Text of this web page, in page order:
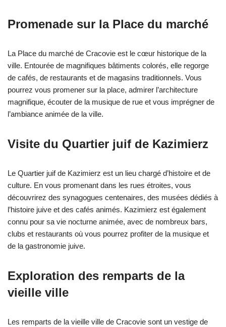
Promenade sur la Place du marché
La Place du marché de Cracovie est le cœur historique de la
ville. Entourée de magnifiques bâtiments colorés, elle regorge
de cafés, de restaurants et de magasins traditionnels. Vous
pourrez vous promener sur la place, admirer l’architecture
magnifique, écouter de la musique de rue et vous imprégner de
l’ambiance animée de la ville.
Visite du Quartier juif de Kazimierz
Le Quartier juif de Kazimierz est un lieu chargé d’histoire et de
culture. En vous promenant dans les rues étroites, vous
découvrirez des synagogues centenaires, des musées dédiés à
l’histoire juive et des cafés animés. Kazimierz est également
connu pour sa vie nocturne animée, avec de nombreux bars,
clubs et restaurants où vous pourrez profiter de la musique et
de la gastronomie juive.
Exploration des remparts de la
vieille ville
Les remparts de la vieille ville de Cracovie sont un vestige de